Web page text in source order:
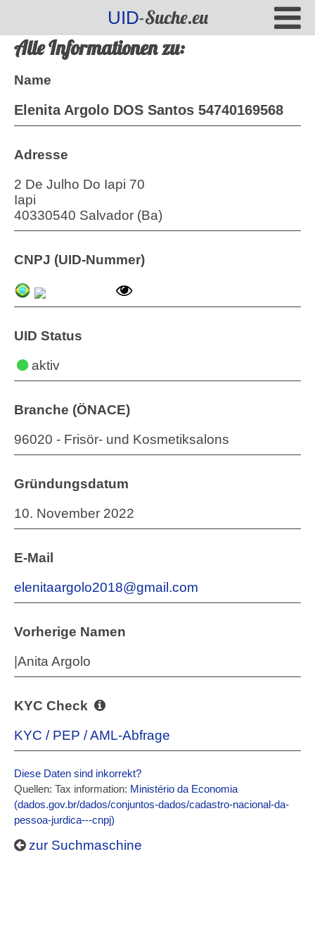
UID-Suche.eu
Alle Informationen zu:
Name
Elenita Argolo DOS Santos 54740169568
Adresse
2 De Julho Do Iapi 70
Iapi
40330540 Salvador (Ba)
CNPJ (UID-Nummer)
UID Status
aktiv
Branche (ÖNACE)
96020 - Frisör- und Kosmetiksalons
Gründungsdatum
10. November 2022
E-Mail
elenitaargolo2018@gmail.com
Vorherige Namen
|Anita Argolo
KYC Check
KYC / PEP / AML-Abfrage
Diese Daten sind inkorrekt?
Quellen: Tax information: Ministério da Economia
(dados.gov.br/dados/conjuntos-dados/cadastro-nacional-da-
pessoa-jurdica---cnpj)
zur Suchmaschine